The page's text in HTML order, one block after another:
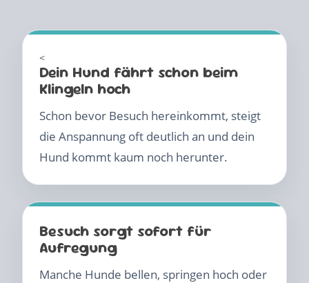
<
Dein Hund fährt schon beim
Klingeln hoch
Schon bevor Besuch hereinkommt, steigt
die Anspannung oft deutlich an und dein
Hund kommt kaum noch herunter.
Besuch sorgt sofort für
Aufregung
Manche Hunde bellen, springen hoch oder